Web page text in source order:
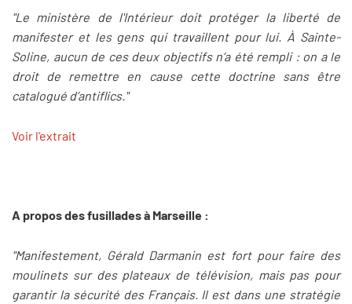
"Le ministère de l'Intérieur doit protéger la liberté de
manifester et les gens qui travaillent pour lui. À Sainte-
Soline, aucun de ces deux objectifs n’a été rempli : on a le
droit de remettre en cause cette doctrine sans être
catalogué d’antiflics."
Voir l'extrait
A propos des fusillades à Marseille :
"Manifestement, Gérald Darmanin est fort pour faire des
moulinets sur des plateaux de télévision, mais pas pour
garantir la sécurité des Français. Il est dans une stratégie